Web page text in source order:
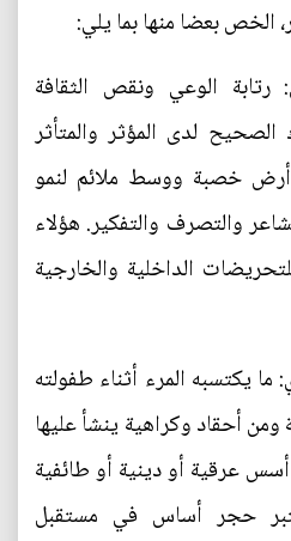
الخص بعضا منها بما يلي:
رتابة الوعي ونقص الثقافة
الصحيح لدى المؤثر والمتأثر
أرض خصبة ووسط ملائم لنمو
والتصرف والتفكير. هؤلاء
الداخلية والخارجية
ما يكتسبه المرء أثناء طفولته
أحقاد وكراهية ينشأ عليها
عرقية أو دينية أو طائفية
حجر أساس في مستقبل